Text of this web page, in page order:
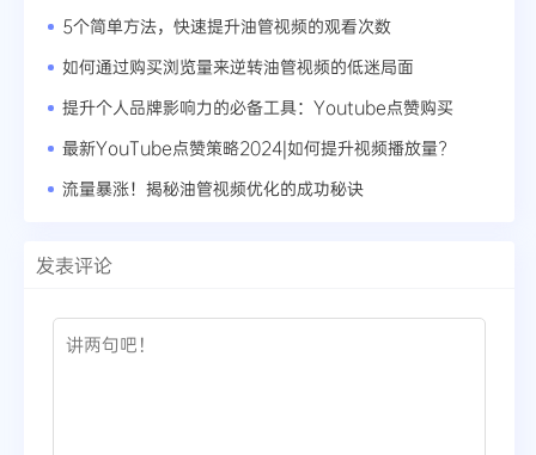
5个简单方法，快速提升油管视频的观看次数
如何通过购买浏览量来逆转油管视频的低迷局面
提升个人品牌影响力的必备工具：Youtube点赞购买
最新YouTube点赞策略2024|如何提升视频播放量?
流量暴涨！揭秘油管视频优化的成功秘诀
发表评论